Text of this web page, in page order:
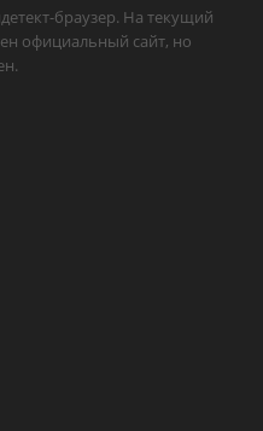
браузер. На текущий
официальный сайт, но